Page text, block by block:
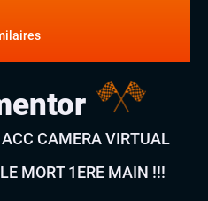
CAMERA VIRTUAL
MORT 1ERE MAIN !!!